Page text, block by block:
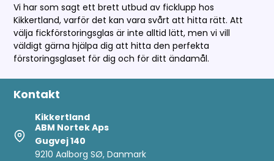
Vi har som sagt ett brett utbud av ficklupp hos
Kikkertland, varför det kan vara svårt att hitta rätt. Att
välja fickförstoringsglas är inte alltid lätt, men vi vill
väldigt gärna hjälpa dig att hitta den perfekta
förstoringsglaset för dig och för ditt ändamål.
Kontakt
Kikkertland
ABM Nortek Aps
Gugvej 140
9210 Aalborg SØ, Danmark